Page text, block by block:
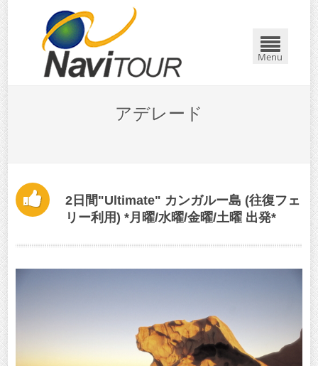
Menu
アデレード
2日間"Ultimate" カンガルー島 (往復フェ
リー利用) *月曜/水曜/金曜/土曜 出発*